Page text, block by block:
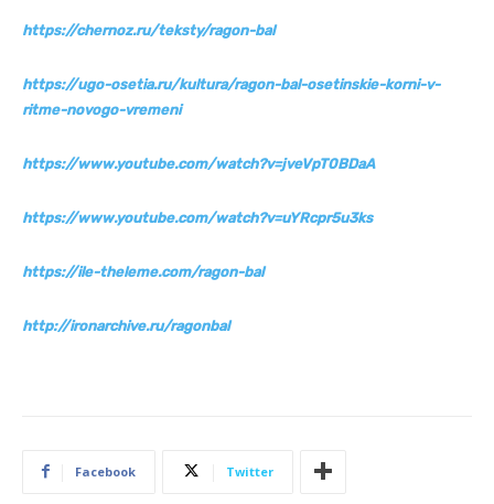
https://chernoz.ru/teksty/ragon-bal
https://ugo-osetia.ru/kultura/ragon-bal-osetinskie-korni-v-
ritme-novogo-vremeni
https://www.youtube.com/watch?v=jveVpT0BDaA
https://www.youtube.com/watch?v=uYRcpr5u3ks
https://ile-theleme.com/ragon-bal
http://ironarchive.ru/ragonbal
Facebook Twitter